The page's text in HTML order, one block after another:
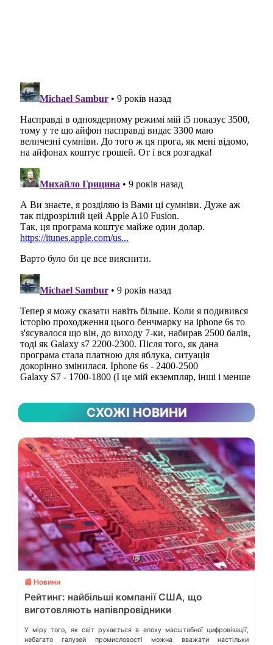
СХОЖІ НОВИНИ
💬
📰 Новини
Рейтинг: найбільші компанії США, що
виготовляють напівпровідники
У міру того, як світ рухається в епоху масштабної цифровізації,
небагато галузей промисловості можна вважати настільки